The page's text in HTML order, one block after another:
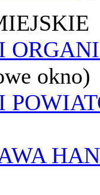
okno)